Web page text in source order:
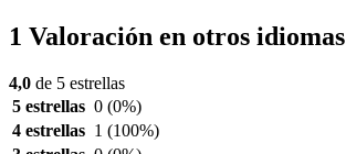
1 Valoración en otros idiomas
4,0 de 5 estrellas
5 estrellas 0 (0%)
4 estrellas 1 (100%)